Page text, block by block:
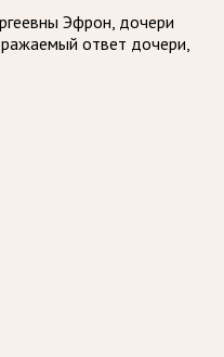
Эфрон, дочери
ответ дочери,